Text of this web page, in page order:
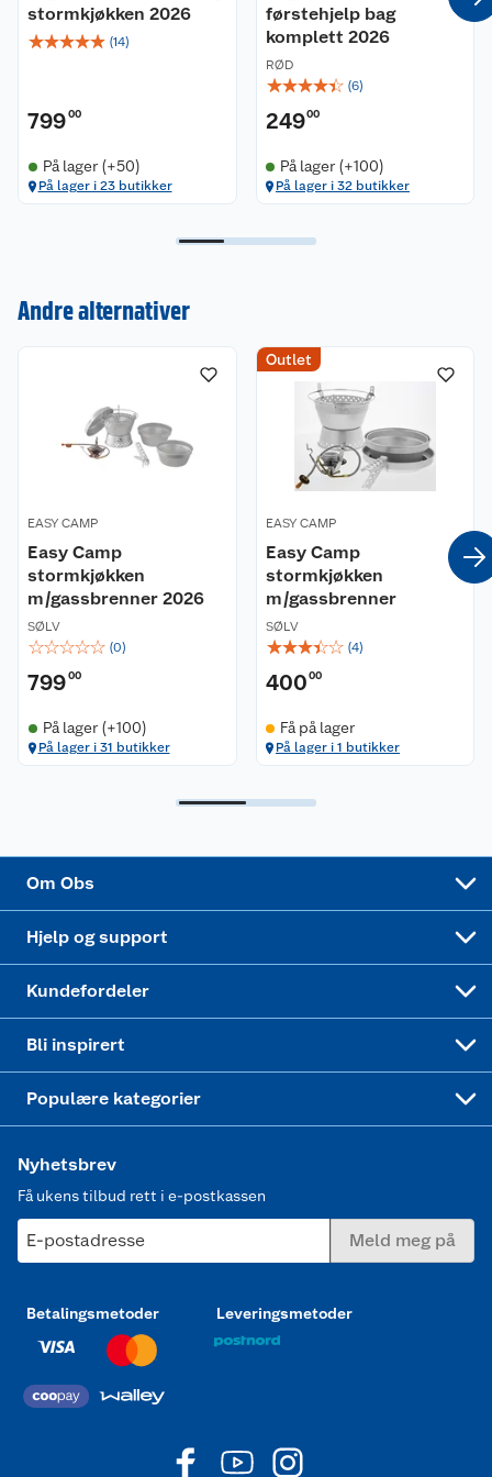
Spesifikasjoner:
Materiale: Anodisert aluminium
stormkjøkken 2026
☆☆☆☆☆ (14)
79900
På lager (+50)
På lager i 23 butikker
førstehjelp bag
komplett 2026
RØD
☆☆☆☆☆ (6)
24900
På lager (+100)
På lager i 32 butikker
Andre alternativer
EASY CAMP
Easy Camp
stormkjøkken
m/gassbrenner 2026
SØLV
☆☆☆☆☆ (0)
79900
På lager (+100)
På lager i 31 butikker
Outlet
EASY CAMP
Easy Camp
stormkjøkken
m/gassbrenner
SØLV
☆☆☆☆☆ (4)
400 00
Få på lager
På lager i 1 butikker
Om Obs
Våre butikker
Coop kjeder
Ledige stillinger
Bærekraft
Samvirkelag
Hjelp og support
Reklamasjon og garanti
Betalingsalternativer
Leveringsalternativer
Pakkesporing
Kjøpsvilkår
Kundefordeler
Åpent kjøp
Coop medlem
Klikk og hent
Bli inspirert
Festdrakter til hele familien
Populære kategorier
Hagemøbler og utemøbler
Nyhetsbrev
Få ukens tilbud rett i e-postkassen
E-postadresse Meld meg på
Betalingsmetoder Leveringsmetoder